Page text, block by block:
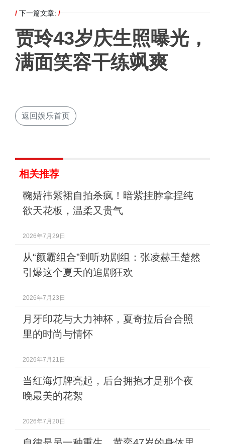
/ 下一篇文章: /
贾玲43岁庆生照曝光，
满面笑容干练飒爽
返回娱乐首页
相关推荐
鞠婧祎紫裙自拍杀疯！暗紫挂脖拿捏纯
欲天花板，温柔又贵气
2026年7月29日
从“颜霸组合”到听劝剧组：张凌赫王楚然
引爆这个夏天的追剧狂欢
2026年7月23日
月牙印花与大力神杯，夏奇拉后台合照
里的时尚与情怀
2026年7月21日
当红海灯牌亮起，后台拥抱才是那个夜
晚最美的花絮
2026年7月20日